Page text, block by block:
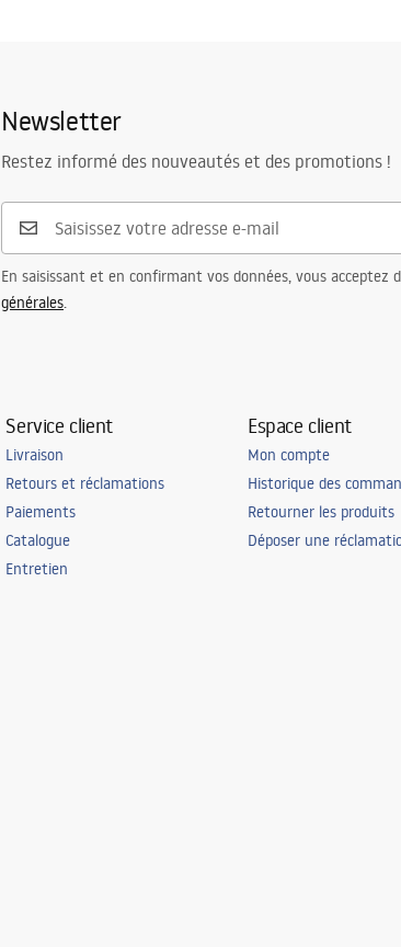
Newsletter
Restez informé des nouveautés et des promotions !
En saisissant et en confirmant vos données, vous
générales.
Service client
Livraison
Retours et réclamations
Paiements
Catalogue
Entretien
Espace client
Mon compte
Historique des
Retourner les produits
Déposer une